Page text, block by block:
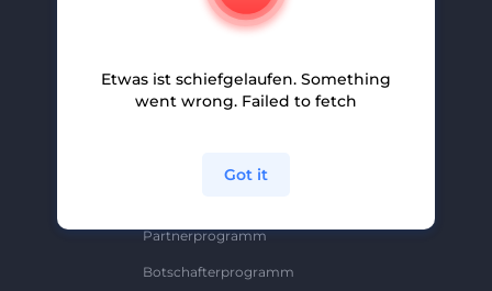
Partnerprogramm
Partnerprogramm
Botschafterprogramm
Etwas ist schiefgelaufen. Something
went wrong. Failed to fetch
Got it